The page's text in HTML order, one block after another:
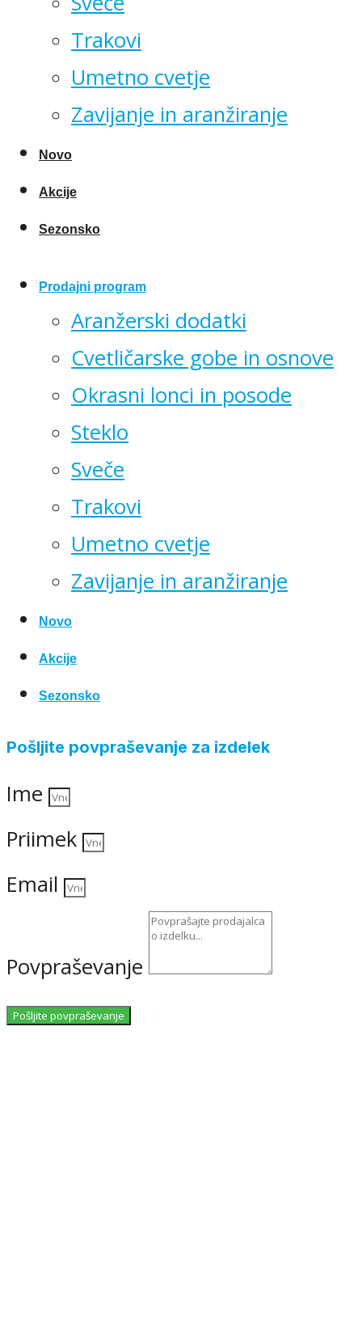
Trakovi
Umetno cvetje
Zavijanje in aranžiranje
Novo
Akcije
Sezonsko
Prodajni program
Aranžerski dodatki
Cvetličarske gobe in osnove
Okrasni lonci in posode
Steklo
Sveče
Trakovi
Umetno cvetje
Zavijanje in aranžiranje
Novo
Akcije
Sezonsko
Pošljite povpraševanje za izdelek
Ime
Priimek
Email
Povpraševanje
Pošljite povpraševanje